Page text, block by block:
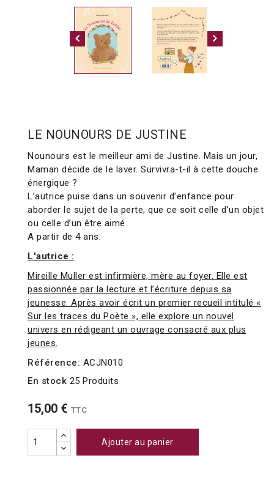
LE NOUNOURS DE JUSTINE
Nounours est le meilleur ami de Justine. Mais un jour,
Maman décide de le laver. Survivra-t-il à cette douche
énergique ?
L’autrice puise dans un souvenir d’enfance pour
aborder le sujet de la perte, que ce soit celle d’un objet
ou celle d’un être aimé.
A partir de 4 ans.
L'autrice :
Mireille Muller est infirmière, mère au foyer. Elle est
passionnée par la lecture et l’écriture depuis sa
jeunesse. Après avoir écrit un premier recueil intitulé «
Sur les traces du Poète », elle explore un nouvel
univers en rédigeant un ouvrage consacré aux plus
jeunes.
Référence: ACJN010
En stock 25 Produits
15,00 € TTC
Ajouter au panier